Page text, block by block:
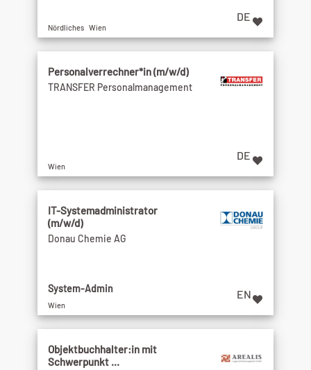
Nördliches Wien
DE
Personalverrechner*in (m/w/d)
TRANSFER Personalmanagement
Wien
DE
IT-Systemadministrator
(m/w/d)
Donau Chemie AG
System-Admin
Wien
EN
Objektbuchhalter:in mit
Schwerpunkt ...